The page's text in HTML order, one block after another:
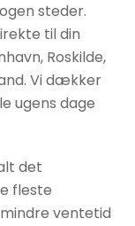
steder.
til din
Roskilde,
Vi dækker
ugens dage
det
fleste
ventetid